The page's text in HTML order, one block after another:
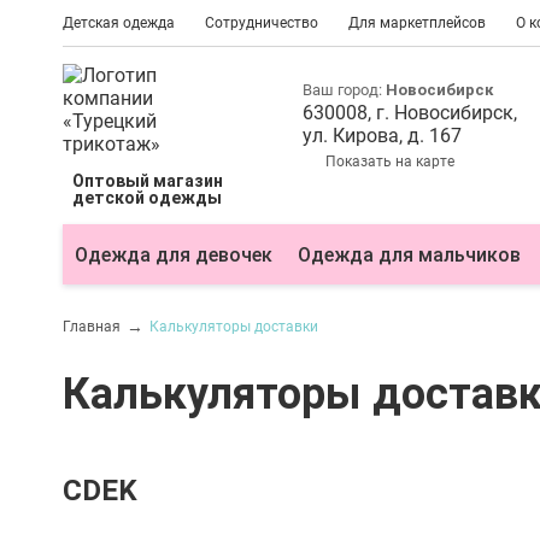
Детская одежда Сотрудничество Для маркетплейсов О
Оптовый магазин
детской одежды
Ваш город: Новосибирск
630008, г. Новосибирск,
ул. Кирова, д. 167
Показать на карте
Одежда для девочек Одежда для мальчиков
Главная Калькуляторы доставки
Калькуляторы
CDEK